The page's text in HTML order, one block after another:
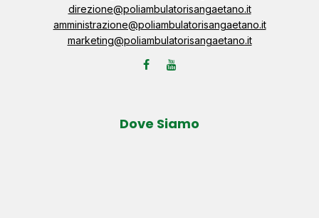
direzione@poliambulatorisangaetano.it
amministrazione@poliambulatorisangaetano.it
marketing@poliambulatorisangaetano.it
Dove Siamo